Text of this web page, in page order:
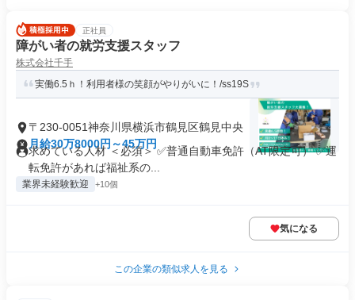
正社員
障がい者の就労支援スタッフ
株式会社千手
実働6.5ｈ！利用者様の笑顔がやりがいに！/ss19S
〒230-0051神奈川県横浜市鶴見区鶴見中央
月給30万8000円～45万円
求めている人材 ＜必須＞ ✅普通自動車免許（AT限定可） ✅運
転免許があれば福祉系の...
業界未経験歓迎 +10個
気になる
この企業の類似求人を見る